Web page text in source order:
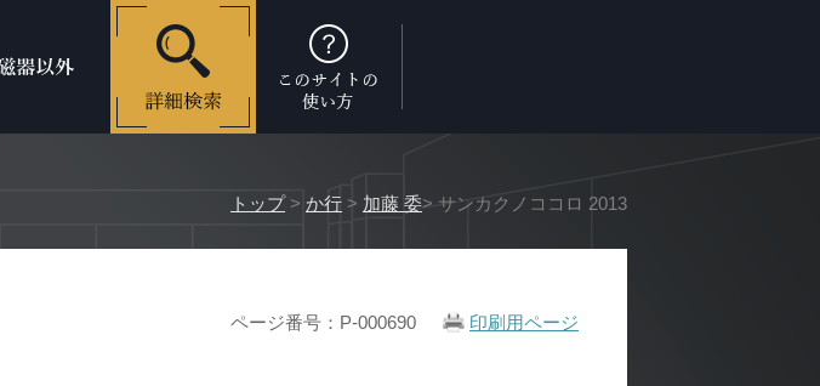
印刷用ページ
トップ> か行 > 加藤 委> サンカクノココロ 2013
ページ番号：P-000690